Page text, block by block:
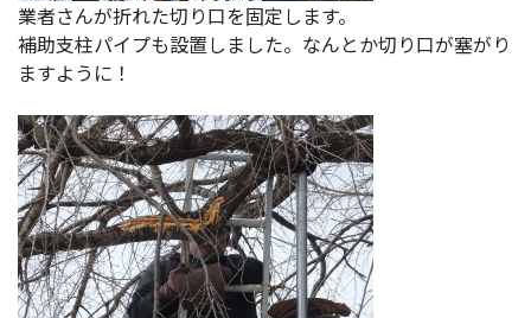
業者さんが折れた切り口を固定します。
補助支柱パイプも設置しました。なんとか切り口が塞がり
ますように！